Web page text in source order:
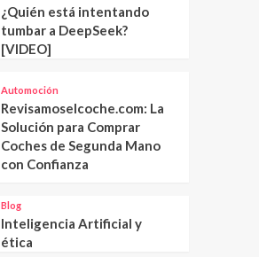
¿Quién está intentando
tumbar a DeepSeek?
[VIDEO]
Automoción
Revisamoselcoche.com: La
Solución para Comprar
Coches de Segunda Mano
con Confianza
Blog
Inteligencia Artificial y
ética